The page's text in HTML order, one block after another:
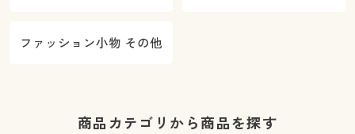
ファッション小物 その他
商品カテゴリから商品を探す